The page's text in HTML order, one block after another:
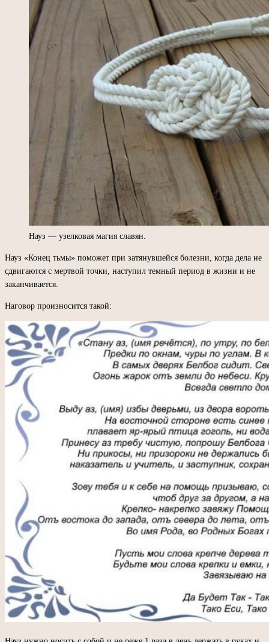
Науз — узелковая магия славян.
Науз «Конец тьмы» поможет при затянувшейся болезни, когда дела не
сдвигаются с мертвой точки, наступил темный период в жизни и не
заканчивается.
Наговор произносится такой: